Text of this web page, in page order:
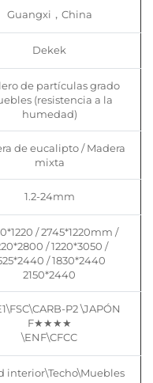
Guangxi，China
Dekek
de partículas grado
(resistencia a la
humedad)
de eucalipto / Madera
mixta
1.2-24mm
/ 2745*1220mm /
/ 1220*3050 /
/ 1830*2440
2150*2440
P2 \JAPÓN
F★★★★
\ENF\CFCC
interior\Techo\Muebles